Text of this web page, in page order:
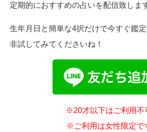
定期的におすすめの占いを配信致しま
生年月日と簡単な4択だけで今すぐ鑑
非試してみてくださいね！
※20才以下はご利用不
※ご利用は女性限定で